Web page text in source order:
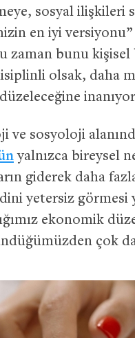
sosyal
en iyi
zaman bunu kişisel
olsak, daha
ve sosyoloji
yalnızca bireysel
giderek daha
yetersiz görmesi
ekonomik
çok